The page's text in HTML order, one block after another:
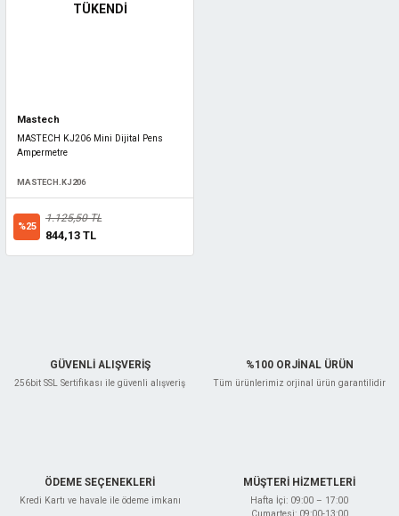
TÜKENDİ
Mastech
MASTECH KJ206 Mini Dijital Pens
Ampermetre
MASTECH.KJ206
%25
1.125,50 TL
844,13 TL
GÜVENLİ ALIŞVERİŞ
256bit SSL Sertifikası ile güvenli alışveriş
%100 ORJİNAL ÜRÜN
Tüm ürünlerimiz orjinal ürün garantilidir
ÖDEME SEÇENEKLERİ
Kredi Kartı ve havale ile ödeme imkanı
MÜŞTERİ HİZMETLERİ
Hafta İçi: 09:00 – 17:00
Cumartesi: 09:00-13:00